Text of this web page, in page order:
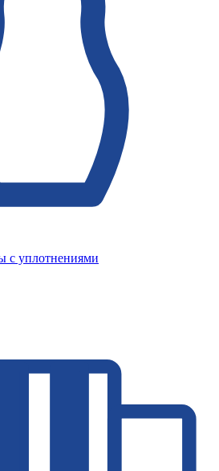
с уплотнениями